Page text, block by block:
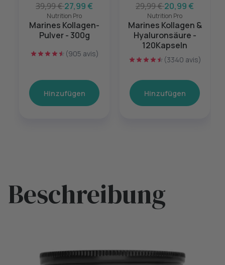
39,99 €27,99 €
Nutrition Pro
Marines Kollagen-
Pulver - 300g
(905 avis)
Hinzufügen
29,99 €20,99 €
Nutrition Pro
Marines Kollagen &
Hyaluronsäure -
120Kapseln
(3340 avis)
Hinzufügen
Beschreibung